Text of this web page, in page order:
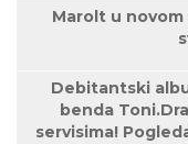
Marolt u novom
Debitantski
benda
servisima!